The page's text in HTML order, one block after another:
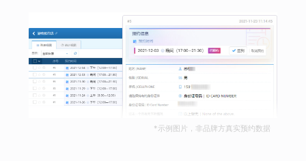
*示例图片，非品牌方真实预约数据